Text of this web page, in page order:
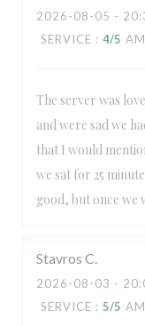
2026-08-05 -
SERVICE : 4/5
The server was
and were sad we
that I would
we sat for 25
good, but once we
Stavros C
2026-08-03 -
SERVICE : 5/5